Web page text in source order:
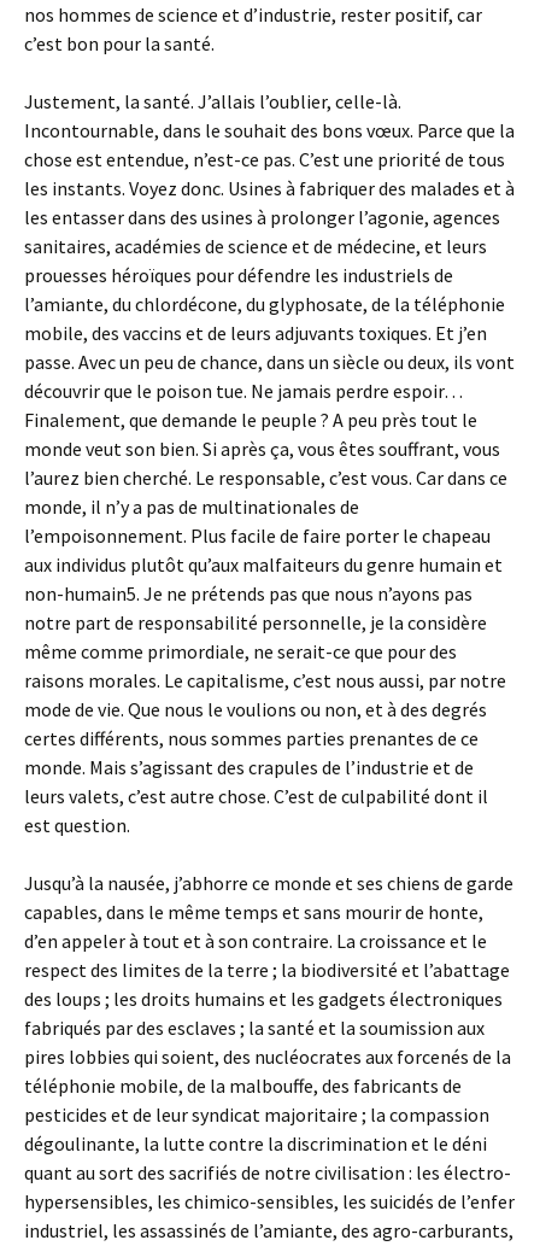
nos hommes de science et d’industrie, rester positif, car
c’est bon pour la santé.
Justement, la santé. J’allais l’oublier, celle-là.
Incontournable, dans le souhait des bons vœux. Parce que la
chose est entendue, n’est-ce pas. C’est une priorité de tous
les instants. Voyez donc. Usines à fabriquer des malades et à
les entasser dans des usines à prolonger l’agonie, agences
sanitaires, académies de science et de médecine, et leurs
prouesses héroïques pour défendre les industriels de
l’amiante, du chlordécone, du glyphosate, de la téléphonie
mobile, des vaccins et de leurs adjuvants toxiques. Et j’en
passe. Avec un peu de chance, dans un siècle ou deux, ils vont
découvrir que le poison tue. Ne jamais perdre espoir…
Finalement, que demande le peuple ? A peu près tout le
monde veut son bien. Si après ça, vous êtes souffrant, vous
l’aurez bien cherché. Le responsable, c’est vous. Car dans ce
monde, il n’y a pas de multinationales de
l’empoisonnement. Plus facile de faire porter le chapeau
aux individus plutôt qu’aux malfaiteurs du genre humain et
non-humain5. Je ne prétends pas que nous n’ayons pas
notre part de responsabilité personnelle, je la considère
même comme primordiale, ne serait-ce que pour des
raisons morales. Le capitalisme, c’est nous aussi, par notre
mode de vie. Que nous le voulions ou non, et à des degrés
certes différents, nous sommes parties prenantes de ce
monde. Mais s’agissant des crapules de l’industrie et de
leurs valets, c’est autre chose. C’est de culpabilité dont il
est question.
Jusqu’à la nausée, j’abhorre ce monde et ses chiens de garde
capables, dans le même temps et sans mourir de honte,
d’en appeler à tout et à son contraire. La croissance et le
respect des limites de la terre ; la biodiversité et l’abattage
des loups ; les droits humains et les gadgets électroniques
fabriqués par des esclaves ; la santé et la soumission aux
pires lobbies qui soient, des nucléocrates aux forcenés de la
téléphonie mobile, de la malbouffe, des fabricants de
pesticides et de leur syndicat majoritaire ; la compassion
dégoulinante, la lutte contre la discrimination et le déni
quant au sort des sacrifiés de notre civilisation : les électro-
hypersensibles, les chimico-sensibles, les suicidés de l’enfer
industriel, les assassinés de l’amiante, des agro-carburants,